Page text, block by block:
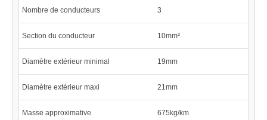
Nombre de conducteurs 3
Section du conducteur 10mm²
Diamètre extérieur minimal 19mm
Diamètre extérieur maxi 21mm
Masse approximative 675kg/km